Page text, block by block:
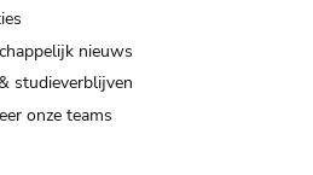
nieuws
studieverblijven
onze teams